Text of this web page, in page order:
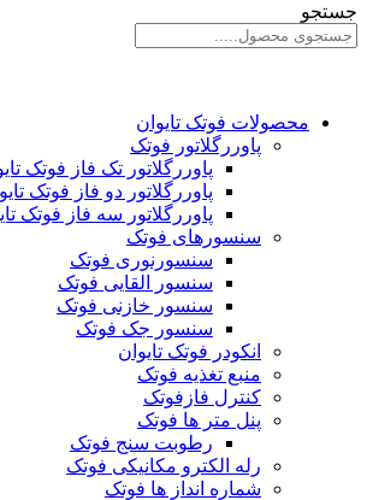
جستجو
محصولات فوتک تایوان
پاوررگلاتور فوتک
پاوررگلاتور تک فاز فوتک
پاوررگلاتور دو فاز فوتک
پاوررگلاتور سه فاز فوتک
سنسورهای فوتک
سنسورنوری فوتک
سنسور القایی فوتک
سنسور خازنی فوتک
سنسور جک فوتک
انکودر فوتک تایوان
منبع تغذیه فوتک
کنترل فازفوتک
پنل متر ها فوتک
رطوبت سنج فوتک
رله الکترو مکانیکی فوتک
شماره انداز ها فوتک